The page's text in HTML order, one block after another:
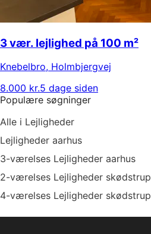
3 vær. lejlighed på 100 m²
Knebelbro, Holmbjergvej
8.000 kr.5 dage siden
Populære søgninger
Alle i Lejligheder
Lejligheder aarhus
3-værelses Lejligheder aarhus
2-værelses Lejligheder skødstrup
4-værelses Lejligheder skødstrup